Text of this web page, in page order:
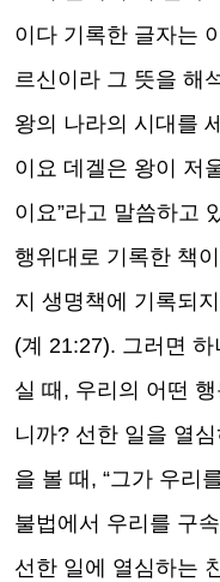
이다 기록한 글자는
르신이라 그 뜻을 해
왕의 나라의 시대를
이요 데겔은 왕이 저
이요”라고 말씀하고
행위대로 기록한 책
지 생명책에 기록되
(계 21:27). 그러면
실 때, 우리의 어떤
니까? 선한 일을 열
을 볼 때, “그가 우리
불법에서 우리를 구
선한 일에 열심하는